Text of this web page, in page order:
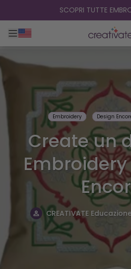
salta al contenutoSCOPRI TUTTE
Toggle navigazione principale
Embroidery Design
Create un
CREATIVATE